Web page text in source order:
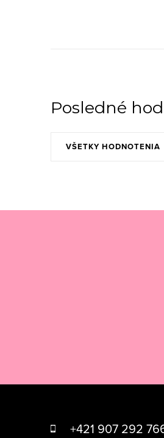
Posledné
VŠETKY HODNOTENIA
+421 907 292